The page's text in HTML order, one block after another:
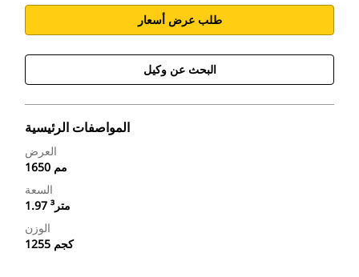
طلب عرض أسعار
البحث عن وكيل
المواصفات الرئيسية
العرض
1650 مم
السعة
1.97 متر³
الوزن
1255 كجم